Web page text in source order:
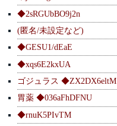
◆2sRGUbBO9j2n
(匿名/未設定など)
◆GESU1/dEaE
◆xqs6E2kxUA
ゴジュラス ◆ZX2DX6eltM
胃薬 ◆036aFhDFNU
◆rnuK5PIvTM